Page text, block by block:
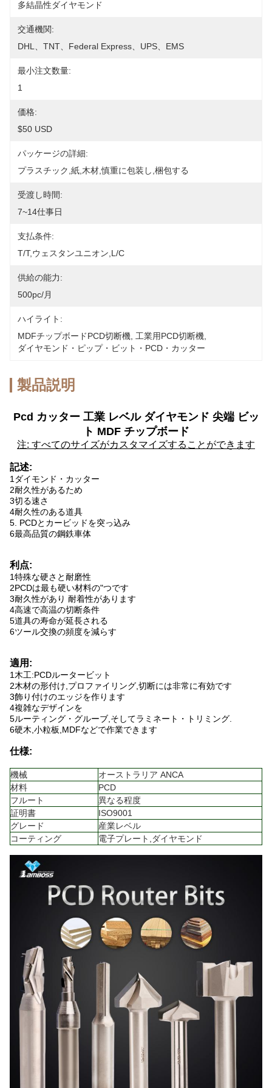
多結晶性ダイヤモンド
交通機関:
DHL、TNT、Federal Express、UPS、EMS
最小注文数量:
1
価格:
$50 USD
パッケージの詳細:
プラスチック,紙,木材,慎重に包装し,梱包する
受渡し時間:
7~14仕事日
支払条件:
T/T,ウェスタンユニオン,L/C
供給の能力:
500pc/月
ハイライト:
MDFチップボードPCD切断機
工業用PCD切断機
ダイヤモンド・ピップ・ビット・PCD・カッター
製品説明
Pcd カッター 工業 レベル ダイヤモンド 尖端 ビッ
ト MDF チップボード
注: すべてのサイズがカスタマイズすることができます
記述:
1ダイモンド・カッター
2耐久性があるため
3切る速さ
4耐久性のある道具
5. PCDとカービッドを突っ込み
6最高品質の鋼鉄車体
利点:
1特殊な硬さと耐磨性
2PCDは最も硬い材料の"つです
3耐久性があり 耐着性があります
4高速で高温の切断条件
5道具の寿命が延長される
6ツール交換の頻度を減らす
適用:
1木工:PCDルータービット
2木材の形付け,プロファイリング,切断には非常に有効です
3飾り付けのエッジを作ります
4複雑なデザインを
5ルーティング・グルーブ,そしてラミネート・トリミング.
6硬木,小粒板,MDFなどで作業できます
仕様:
機械
オーストラリア ANCA
材料
PCD
フルート
異なる程度
証明書
ISO9001
グレード
産業レベル
コーティング
電子プレート,ダイヤモンド